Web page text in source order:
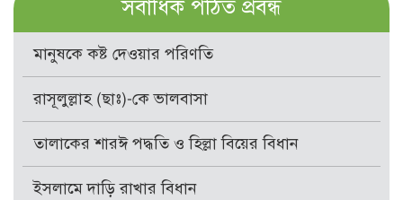
সর্বাধিক পঠিত প্রবন্ধ
মানুষকে কষ্ট দেওয়ার পরিণতি
রাসূলুল্লাহ (ছাঃ)-কে ভালবাসা
তালাকের শারঈ পদ্ধতি ও হিল্লা বিয়ের বিধান
ইসলামে দাড়ি রাখার বিধান